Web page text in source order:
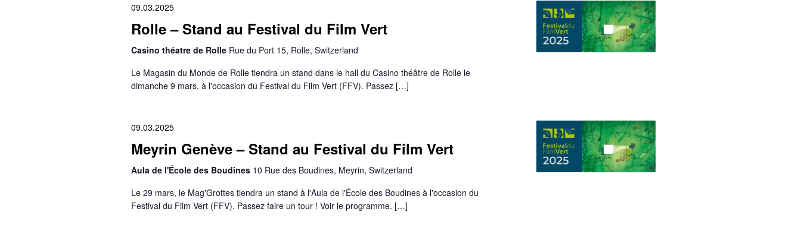
09.03.2025
Rolle – Stand au Festival du Film Vert
Casino théatre de Rolle Rue du Port 15, Rolle, Switzerland
Le Magasin du Monde de Rolle tiendra un stand dans le hall du Casino théâtre de Rolle le
dimanche 9 mars, à l'occasion du Festival du Film Vert (FFV). Passez […]
09.03.2025
Meyrin Genève – Stand au Festival du Film Vert
Aula de l'École des Boudines 10 Rue des Boudines, Meyrin, Switzerland
Le 29 mars, le Mag'Grottes tiendra un stand à l'Aula de l'École des Boudines à l'occasion du
Festival du Film Vert (FFV). Passez faire un tour ! Voir le programme. […]